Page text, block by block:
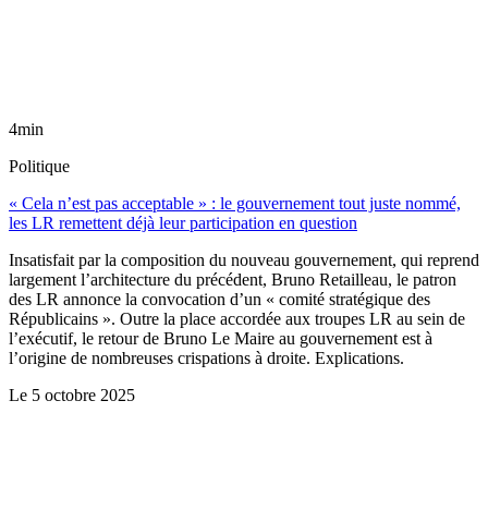
4min
Politique
« Cela n’est pas acceptable » : le gouvernement tout juste nommé,
les LR remettent déjà leur participation en question
Insatisfait par la composition du nouveau gouvernement, qui reprend
largement l’architecture du précédent, Bruno Retailleau, le patron
des LR annonce la convocation d’un « comité stratégique des
Républicains ». Outre la place accordée aux troupes LR au sein de
l’exécutif, le retour de Bruno Le Maire au gouvernement est à
l’origine de nombreuses crispations à droite. Explications.
Le 5 octobre 2025